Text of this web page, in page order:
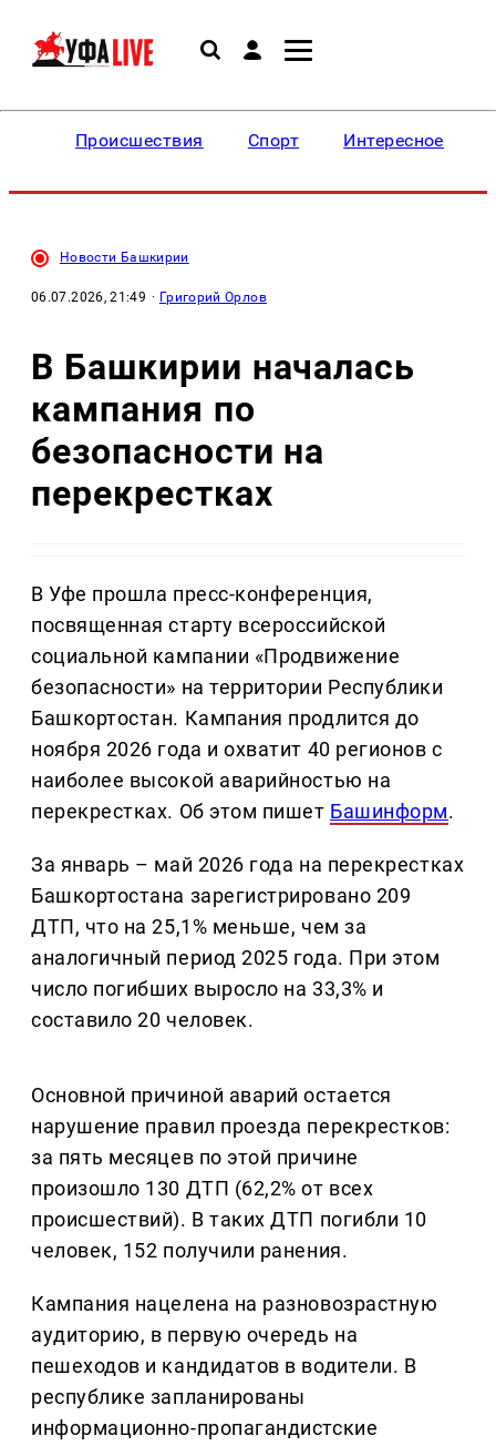
Происшествия Спорт Интересное
Новости Башкирии
06.07.2026, 21:49 · Григорий Орлов
В Башкирии началась
кампания по
безопасности на
перекрестках
В Уфе прошла пресс-конференция,
посвященная старту всероссийской
социальной кампании «Продвижение
безопасности» на территории Республики
Башкортостан. Кампания продлится до
ноября 2026 года и охватит 40 регионов с
наиболее высокой аварийностью на
перекрестках. Об этом пишет Башинформ.
За январь – май 2026 года на перекрестках
Башкортостана зарегистрировано 209
ДТП, что на 25,1% меньше, чем за
аналогичный период 2025 года. При этом
число погибших выросло на 33,3% и
составило 20 человек.
Основной причиной аварий остается
нарушение правил проезда перекрестков:
за пять месяцев по этой причине
произошло 130 ДТП (62,2% от всех
происшествий). В таких ДТП погибли 10
человек, 152 получили ранения.
Кампания нацелена на разновозрастную
аудиторию, в первую очередь на
пешеходов и кандидатов в водители. В
республике запланированы
информационно-пропагандистские